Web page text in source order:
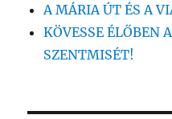
A MÁRIA ÚT ÉS A
KÖVESSE ÉLŐBEN
SZENTMISÉT!